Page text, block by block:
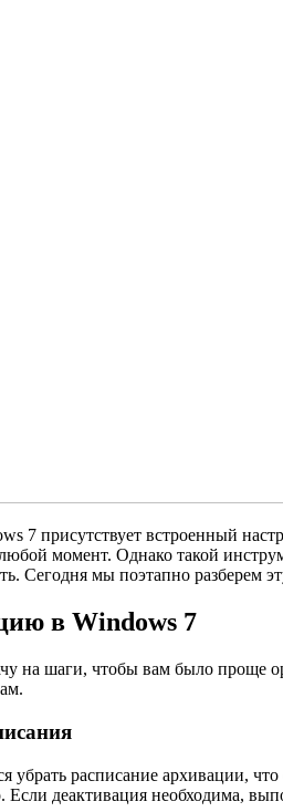
7 присутствует встроенный
момент. Однако такой
Сегодня мы поэтапно разберем
в Windows 7
на шаги, чтобы вам было проще
убрать расписание архивации,
Если деактивация необходима,